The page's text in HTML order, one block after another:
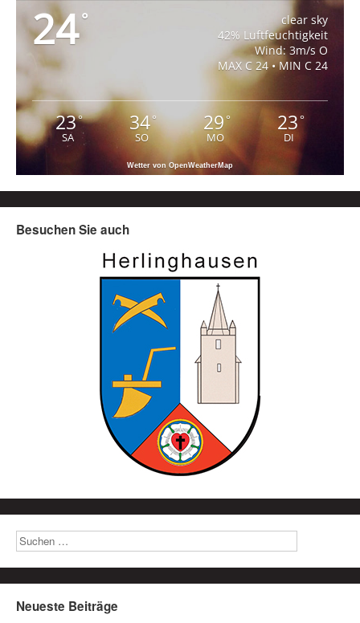
24°
clear sky
42% Luftfeuchtigkeit
Wind: 3m/s O
MAX C 24 • MIN C 24
23°
SA
34°
SO
29°
MO
23°
DI
Wetter von OpenWeatherMap
Besuchen Sie auch
Neueste Beiträge